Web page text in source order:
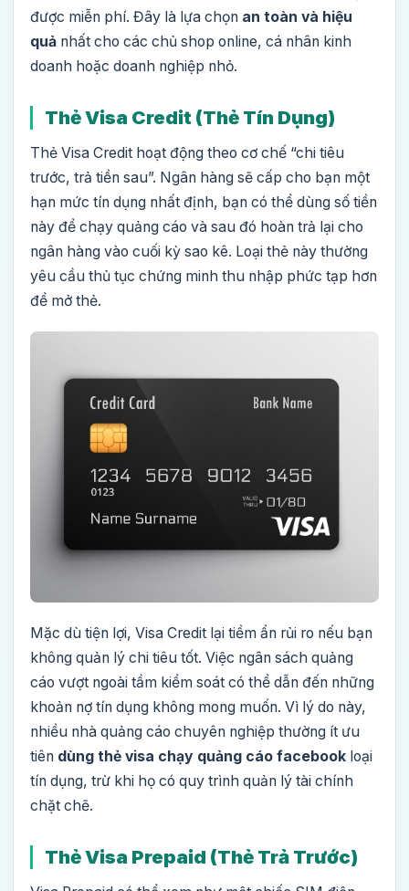
được miễn phí. Đây là lựa chọn an toàn và hiệu
quả nhất cho các chủ shop online, cá nhân kinh
doanh hoặc doanh nghiệp nhỏ.
Thẻ Visa Credit (Thẻ Tín Dụng)
Thẻ Visa Credit hoạt động theo cơ chế “chi tiêu
trước, trả tiền sau”. Ngân hàng sẽ cấp cho bạn một
hạn mức tín dụng nhất định, bạn có thể dùng số tiền
này để chạy quảng cáo và sau đó hoàn trả lại cho
ngân hàng vào cuối kỳ sao kê. Loại thẻ này thường
yêu cầu thủ tục chứng minh thu nhập phức tạp hơn
để mở thẻ.
Mặc dù tiện lợi, Visa Credit lại tiềm ẩn rủi ro nếu bạn
không quản lý chi tiêu tốt. Việc ngân sách quảng
cáo vượt ngoài tầm kiểm soát có thể dẫn đến những
khoản nợ tín dụng không mong muốn. Vì lý do này,
nhiều nhà quảng cáo chuyên nghiệp thường ít ưu
tiên dùng thẻ visa chạy quảng cáo facebook loại
tín dụng, trừ khi họ có quy trình quản lý tài chính
chặt chẽ.
Thẻ Visa Prepaid (Thẻ Trả Trước)